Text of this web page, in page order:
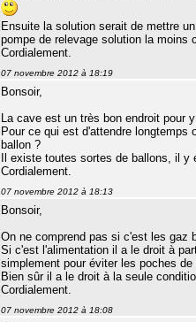
Ensuite la solution serait de mettre
pompe de relevage solution la
Cordialement.
07 novembre 2012 à 18:19
Bonsoir,
La cave est un très bon endroit pour
Pour ce qui est d'attendre
ballon ?
Il existe toutes sortes de ballons, il y
Cordialement.
07 novembre 2012 à 18:13
Bonsoir,
On ne comprend pas si c'est les gaz
Si c'est l'alimentation il a le droit à
simplement pour éviter les poches
Bien sûr il a le droit à la seule
Cordialement.
07 novembre 2012 à 18:08